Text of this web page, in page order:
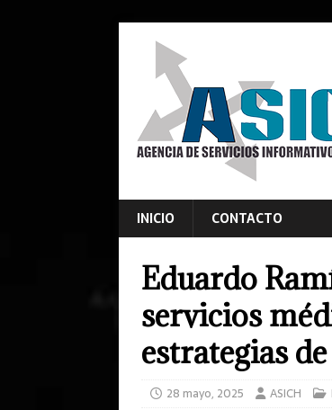
INICIO CONTACTO
Eduardo
servicios
estrategias
28 mayo, 2025 ASICH